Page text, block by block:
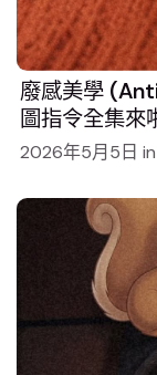
廢感美學
圖指令全集來
2026年5月5日 in